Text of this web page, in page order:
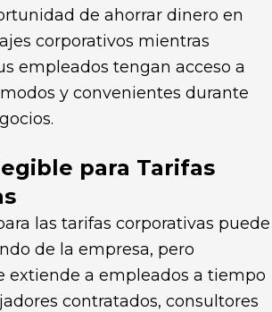
de ahorrar dinero en
corporativos mientras
empleados tengan acceso a
y convenientes durante
para Tarifas
las tarifas corporativas puede
de la empresa, pero
extiende a empleados a tiempo
contratados, consultores